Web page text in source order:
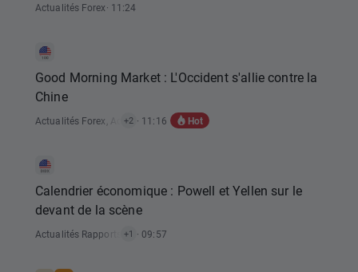
Actualités Forex· 11:24
Good Morning Market : L'Occident s'allie contre la
Chine
Actualités Forex Actualités Matières Premières
+2 · 11:16 Hot
Calendrier économique : Powell et Yellen sur le
devant de la scène
Actualités Rapports Économiques
+1 · 09:57